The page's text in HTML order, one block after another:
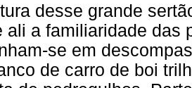
desse grande
ali a familiaridade das
se em
de carro de boi